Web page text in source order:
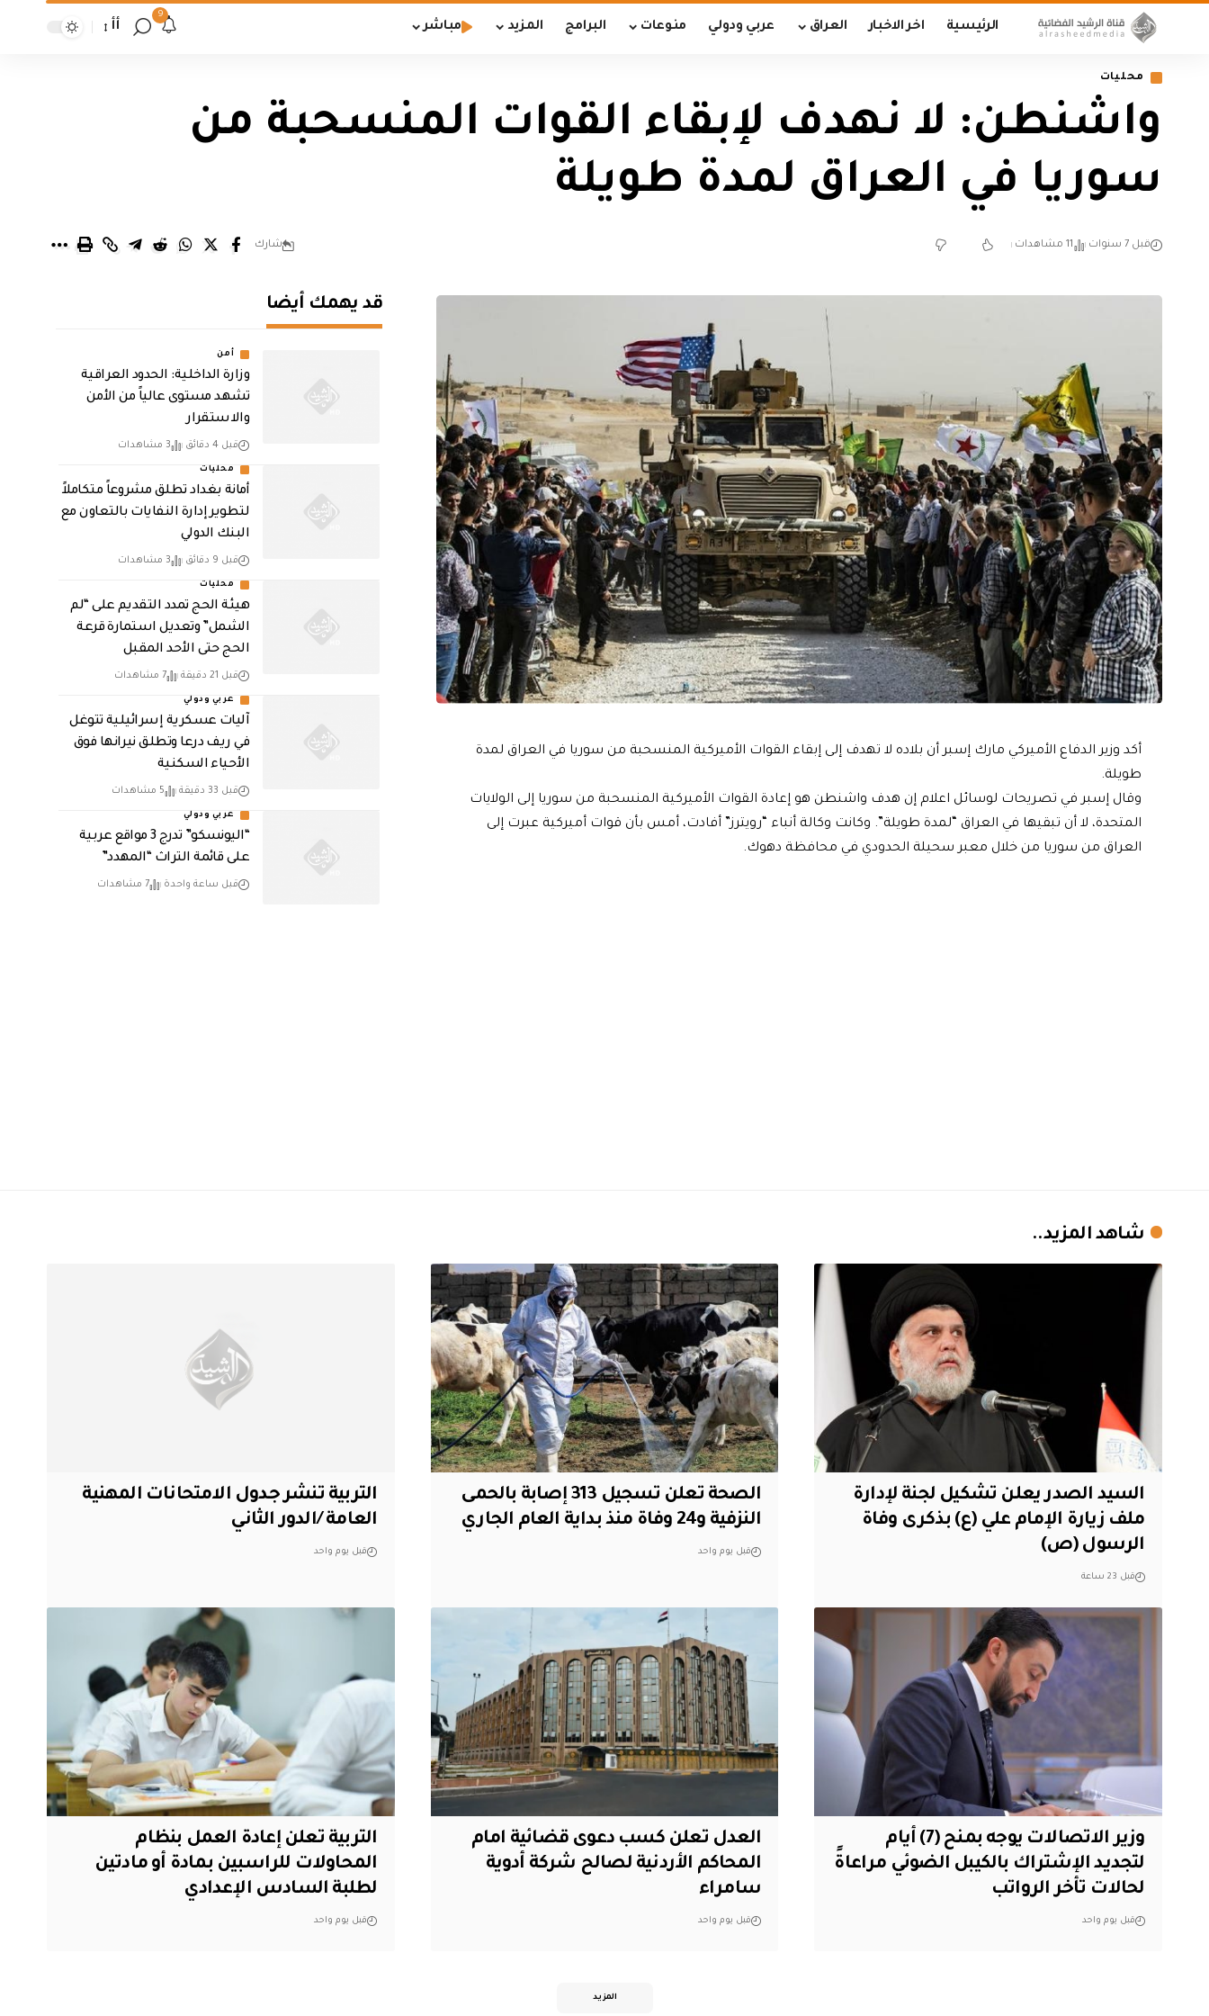
الرئيسية اخر الاخبار العراق عربي ودولي منوعات البرامج المزيد مباشر
9
أأ
محليات
واشنطن: لا نهدف لإبقاء القوات المنسحبة من
سوريا في العراق لمدة طويلة
قبل 7 سنوات 11 مشاهدات شارك
أكد وزير الدفاع الأميركي مارك إسبر أن بلاده لا تهدف إلى إبقاء القوات الأميركية المنسحبة من سوريا في العراق لمدة
طويلة.
وقال إسبر في تصريحات لوسائل اعلام إن هدف واشنطن هو إعادة القوات الأميركية المنسحبة من سوريا إلى الولايات
المتحدة، لا أن تبقيها في العراق “لمدة طويلة”. وكانت وكالة أنباء “رويترز” أفادت، أمس بأن قوات أميركية عبرت إلى
العراق من سوريا من خلال معبر سحيلة الحدودي في محافظة دهوك.
قد يهمك أيضا
أمن
وزارة الداخلية: الحدود العراقية
تشهد مستوى عالياً من الأمن
والاستقرار
قبل 4 دقائق 3 مشاهدات
محليات
أمانة بغداد تطلق مشروعاً متكاملاً
لتطوير إدارة النفايات بالتعاون مع
البنك الدولي
قبل 9 دقائق 3 مشاهدات
محليات
هيئة الحج تمدد التقديم على “لم
الشمل” وتعديل استمارة قرعة
الحج حتى الأحد المقبل
قبل 21 دقيقة 7 مشاهدات
عربي ودولي
آليات عسكرية إسرائيلية تتوغل
في ريف درعا وتطلق نيرانها فوق
الأحياء السكنية
قبل 33 دقيقة 5 مشاهدات
عربي ودولي
“اليونسكو” تدرج 3 مواقع عربية
على قائمة التراث “المهدد”
قبل ساعة واحدة 7 مشاهدات
شاهد المزيد..
السيد الصدر يعلن تشكيل لجنة لإدارة
ملف زيارة الإمام علي (ع) بذكرى وفاة
الرسول (ص)
قبل 23 ساعة
الصحة تعلن تسجيل 313 إصابة بالحمى
النزفية و24 وفاة منذ بداية العام الجاري
قبل يوم واحد
التربية تنشر جدول الامتحانات المهنية
العامة /الدور الثاني
قبل يوم واحد
وزير الاتصالات يوجه بمنح (7) أيام
لتجديد الإشتراك بالكيبل الضوئي مراعاةً
لحالات تأخر الرواتب
قبل يوم واحد
العدل تعلن كسب دعوى قضائية امام
المحاكم الأردنية لصالح شركة أدوية
سامراء
قبل يوم واحد
التربية تعلن إعادة العمل بنظام
المحاولات للراسبين بمادة أو مادتين
لطلبة السادس الإعدادي
قبل يوم واحد
المزيد